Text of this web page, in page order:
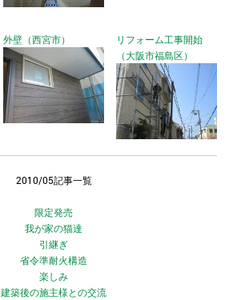
外壁（西宮市）
リフォーム工事開始
（大阪市福島区）
2010/05記事一覧
限定発売
我が家の猫達
引継ぎ
省令準耐火構造
楽しみ
建築後の施主様との交流